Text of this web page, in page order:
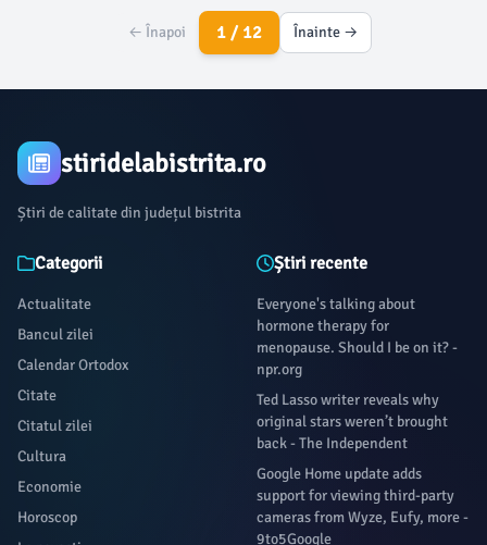
← Înapoi 1 / 12 Înainte →
stiridelabistrita.ro
Știri de calitate din județul bistrita
Categorii
Actualitate
Bancul zilei
Calendar Ortodox
Citate
Citatul zilei
Cultura
Economie
Horoscop
Știri recente
Everyone's talking about
hormone therapy for
menopause. Should I be on it? -
npr.org
Ted Lasso writer reveals why
original stars weren’t brought
back - The Independent
Google Home update adds
support for viewing third-party
cameras from Wyze, Eufy, more -
9to5Google